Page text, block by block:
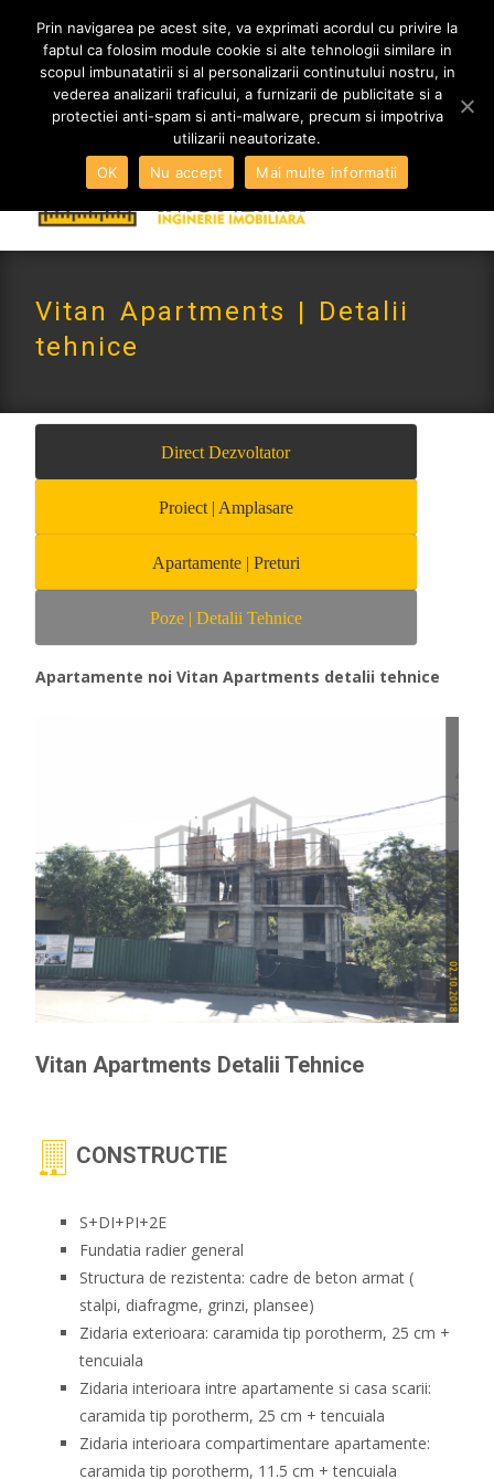
0765 522 734 | 0724 880 890
contact@imoneria.ro
Vitan Apartments | Detalii
tehnice
Direct Dezvoltator
Proiect | Amplasare
Apartamente | Preturi
Poze | Detalii Tehnice
Apartamente noi Vitan Apartments detalii tehnice
Vitan Apartments Detalii Tehnice
CONSTRUCTIE
S+DI+PI+2E
Fundatia radier general
Structura de rezistenta: cadre de beton armat (
stalpi, diafragme, grinzi, plansee)
Zidaria exterioara: caramida tip porotherm, 25 cm +
tencuiala
Zidaria interioara intre apartamente si casa scarii:
caramida tip porotherm, 25 cm + tencuiala
Zidaria interioara compartimentare apartamente:
caramida tip porotherm, 11.5 cm + tencuiala
MENIU
Prin navigarea pe acest site, va exprimati acordul cu privire la
faptul ca folosim module cookie si alte tehnologii similare in
scopul imbunatatirii si al personalizarii continutului nostru, in
vederea analizarii traficului, a furnizarii de publicitate si a
protectiei anti-spam si anti-malware, precum si impotriva
utilizarii neautorizate.
OK
Nu accept Mai multe informatii